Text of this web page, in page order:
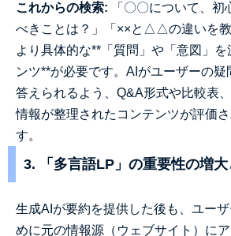
これからの検索: 「〇〇について、初
べきことは？」「××と△△の違いを教
より具体的な**「質問」や「意図」
ンツ**が必要です。AIがユーザーの疑
答えられるよう、Q&A形式や比較表
情報が整理されたコンテンツが評価
す。
3. 「多言語LP」の重要性の増
生成AIが要約を提供した後も、ユー
めに元の情報源（ウェブサイト）に